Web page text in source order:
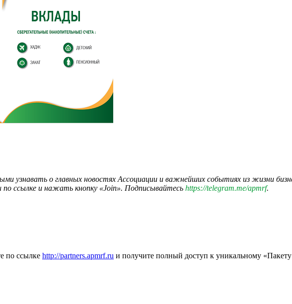
узнавать о главных новостях Ассоциации и важнейших событиях из жизни
ссылке и нажать кнопку «Join». Подписывайтесь https://telegram.me/apmrf​.
по ссылке http://partners.apmrf.ru и получите полный доступ к уникальному